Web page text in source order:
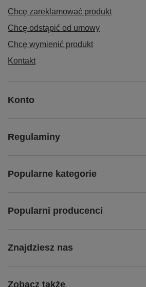
Chcę zareklamować produkt
Chcę odstąpić od umowy
Chcę wymienić produkt
Kontakt
Konto
Regulaminy
Popularne kategorie
Popularni producenci
Znajdziesz nas
Zobacz także